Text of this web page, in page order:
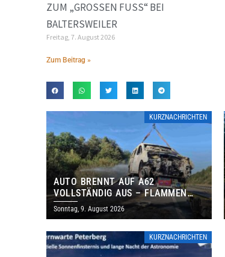
ZUM „GROSSEN FUSS“ BEI BA
LTERSWEILER
Freitag, 7. August 2026
Zum Beitrag »
KURZNACHRICHTEN
AUTO BRENNT AUF A62
VOLLSTÄNDIG AUS – FLAMMEN
GREIFEN AUF BÖSCHUNG ÜBER
Sonntag, 9. August 2026
KURZNACHRICHTEN